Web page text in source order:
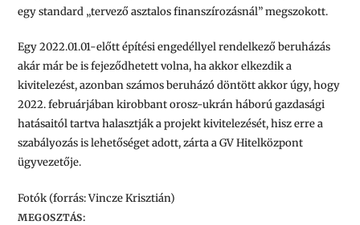
egy standard „tervező asztalos finanszírozásnál” megszokott.
Egy 2022.01.01-előtt építési engedéllyel rendelkező beruházás
akár már be is fejeződhetett volna, ha akkor elkezdik a
kivitelezést, azonban számos beruházó döntött akkor úgy, hogy
2022. februárjában kirobbant orosz-ukrán háború gazdasági
hatásaitól tartva halasztják a projekt kivitelezését, hisz erre a
szabályozás is lehetőséget adott, zárta a GV Hitelközpont
ügyvezetője.
Fotók (forrás: Vincze Krisztián)
MEGOSZTÁS: